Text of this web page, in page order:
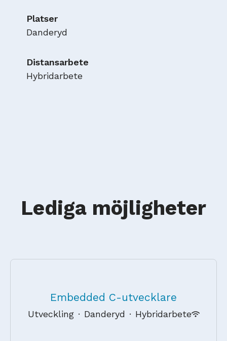
Platser
Danderyd
Distansarbete
Hybridarbete
Lediga möjligheter
Embedded C-utvecklare
Utveckling · Danderyd · Hybridarbete